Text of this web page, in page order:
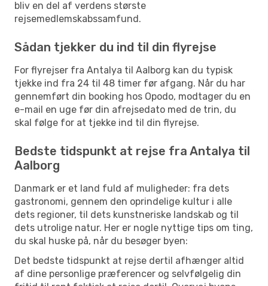
bliv en del af verdens største
rejsemedlemskabssamfund.
Sådan tjekker du ind til din flyrejse
For flyrejser fra Antalya til Aalborg kan du typisk
tjekke ind fra 24 til 48 timer før afgang. Når du har
gennemført din booking hos Opodo, modtager du en
e-mail en uge før din afrejsedato med de trin, du
skal følge for at tjekke ind til din flyrejse.
Bedste tidspunkt at rejse fra Antalya til
Aalborg
Danmark er et land fuld af muligheder: fra dets
gastronomi, gennem den oprindelige kultur i alle
dets regioner, til dets kunstneriske landskab og til
dets utrolige natur. Her er nogle nyttige tips om ting,
du skal huske på, når du besøger byen:
Det bedste tidspunkt at rejse dertil afhænger altid
af dine personlige præferencer og selvfølgelig din